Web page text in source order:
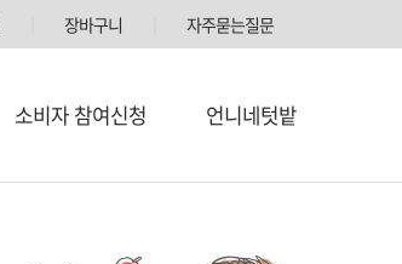
장바구니 자주묻는질문
소비자 참여신청 언니네텃밭